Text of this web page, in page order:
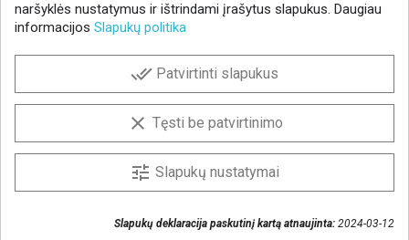
Gaukite geriausius pasiūlymus!
Prenumeruokite naujienlaiškį ir visada sužinokite
Sutinku, kad mano duomenys būtų saugomi
naršyklės nustatymus ir ištrindami įrašytus slapukus. Daugiau
informacijos Slapukų politika
done_all Patvirtinti slapukus
clear Tęsti be patvirtinimo
tune Slapukų nustatymai
Slapukų deklaracija paskutinį kartą atnaujinta: 2024-03-12